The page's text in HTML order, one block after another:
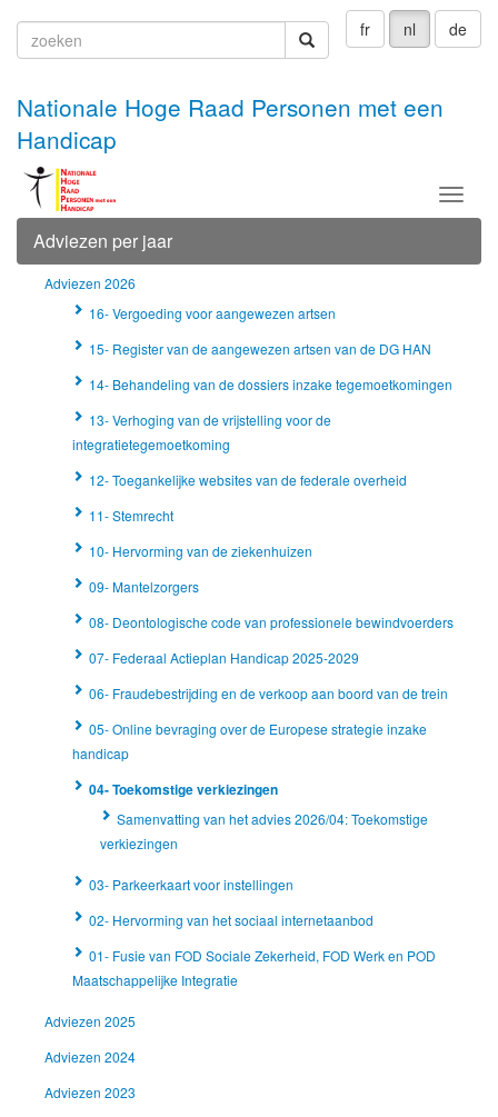
fr nl de
zoeken
Nationale Hoge Raad Personen met een
Handicap
Menu
Adviezen per jaar
Adviezen 2026
16- Vergoeding voor aangewezen artsen
15- Register van de aangewezen artsen van de DG HAN
14- Behandeling van de dossiers inzake tegemoetkomingen
13- Verhoging van de vrijstelling voor de
integratietegemoetkoming
12- Toegankelijke websites van de federale overheid
11- Stemrecht
10- Hervorming van de ziekenhuizen
09- Mantelzorgers
08- Deontologische code van professionele bewindvoerders
07- Federaal Actieplan Handicap 2025-2029
06- Fraudebestrijding en de verkoop aan boord van de trein
05- Online bevraging over de Europese strategie inzake
handicap
04- Toekomstige verkiezingen
Samenvatting van het advies 2026/04: Toekomstige
verkiezingen
03- Parkeerkaart voor instellingen
02- Hervorming van het sociaal internetaanbod
01- Fusie van FOD Sociale Zekerheid, FOD Werk en POD
Maatschappelijke Integratie
Adviezen 2025
Adviezen 2024
Adviezen 2023